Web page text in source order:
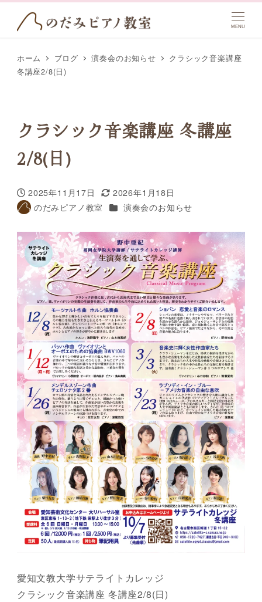
MENU
ホーム ブログ 演奏会のお知らせ
クラシック音楽講座
冬講座2/8(日)
クラシック音楽講座 冬講座
2/8(日)
投稿日
2025年11月17日
更新日
2026年1月18日
著
のだみピアノ教室 カテゴリー
演奏会のお知らせ
愛知文教大学サテライトカレッジ
クラシック音楽講座 冬講座2/8(日)